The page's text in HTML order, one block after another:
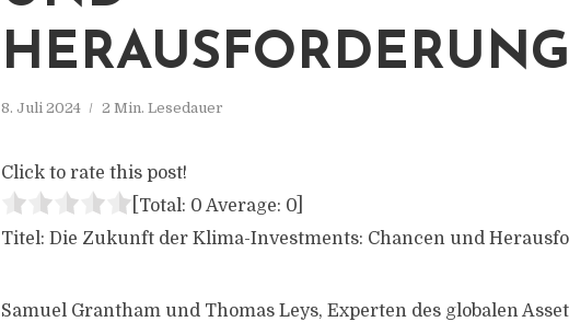
8. Juli 2024 2 Min. Lesedauer
Click to rate this post!
[Total: 0 Average: 0
Titel: Die Zukunft der Klima-Investments: Chancen und
Samuel Grantham und Thomas Leys, Experten des globalen